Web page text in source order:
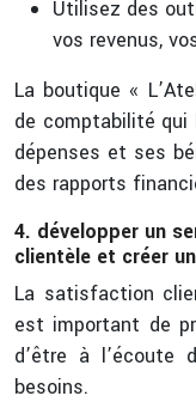
Utilisez des
vos revenus,
La boutique «
de comptabilité qui
dépenses et ses
des rapports
4. développer un
clientèle et créer
La satisfaction
est important de
d’être à l’écoute
besoins.